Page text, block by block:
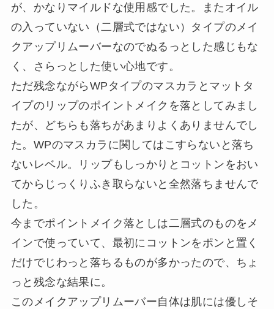
が、かなりマイルドな使用感でした。またオイル
の入っていない（二層式ではない）タイプのメイ
クアップリムーバーなのでぬるっとした感じもな
く、さらっとした使い心地です。
ただ残念ながらWPタイプのマスカラとマットタ
イプのリップのポイントメイクを落としてみまし
たが、どちらも落ちがあまりよくありませんでし
た。WPのマスカラに関してはこすらないと落ち
ないレベル。リップもしっかりとコットンをおい
てからじっくりふき取らないと全然落ちませんで
した。
今までポイントメイク落としは二層式のものをメ
インで使っていて、最初にコットンをポンと置く
だけでじわっと落ちるものが多かったので、ちょ
っと残念な結果に。
このメイクアップリムーバー自体は肌には優しそ